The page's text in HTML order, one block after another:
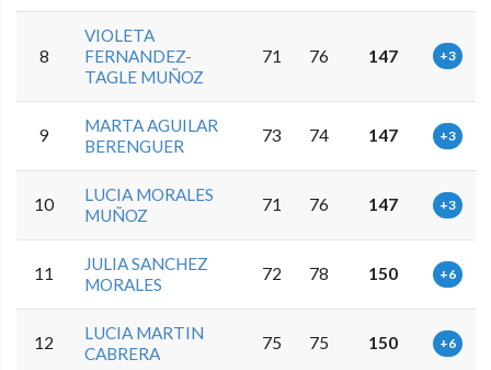
8
VIOLETA
FERNANDEZ-
TAGLE MUÑOZ
71 76 147 +3
9
MARTA AGUILAR
BERENGUER
73 74 147 +3
10
LUCIA MORALES
MUÑOZ
71 76 147 +3
11
JULIA SANCHEZ
MORALES
72 78 150 +6
12
LUCIA MARTIN
CABRERA
75 75 150 +6